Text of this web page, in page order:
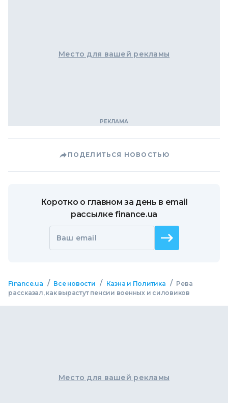
Место для вашей рекламы
ПОДЕЛИТЬСЯ НОВОСТЬЮ
Коротко о главном за день в email
рассылке finance.ua
Ваш email
Finance.ua / Все новости / Казна и Политика / Рева
рассказал, как вырастут пенсии военных и силовиков
Место для вашей рекламы